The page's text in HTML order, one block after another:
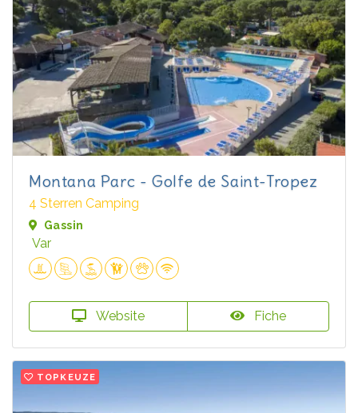
Montana Parc - Golfe de Saint-Tropez
4 Sterren Camping
Gassin
Var
Website Fiche
TOPKEUZE